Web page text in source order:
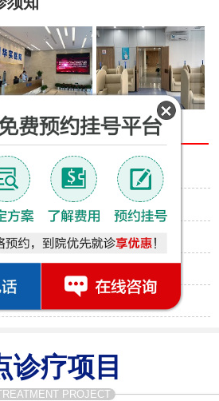
点
什么原因
门
影响
什么科
诊疗项目
PROJECT